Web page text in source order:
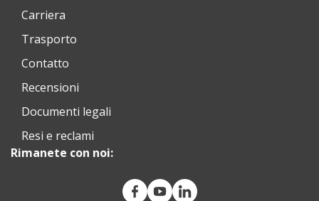
Carriera
Trasporto
Contatto
Recensioni
Documenti legali
Resi e reclami
Rimanete con noi: